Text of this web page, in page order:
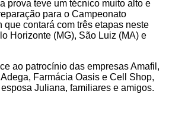
prova teve um técnico muito alto e
para o Campeonato
que contará com três etapas neste
Horizonte (MG), São Luiz (MA) e
ao patrocínio das empresas Amafil,
Farmácia Oasis e Cell Shop,
Juliana, familiares e amigos.